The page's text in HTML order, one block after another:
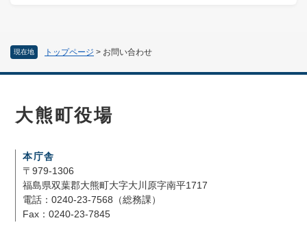
現在地 トップページ > お問い合わせ
大熊町役場
本庁舎
〒979-1306
福島県双葉郡大熊町大字大川原字南平1717
電話：0240-23-7568（総務課）
Fax：0240-23-7845